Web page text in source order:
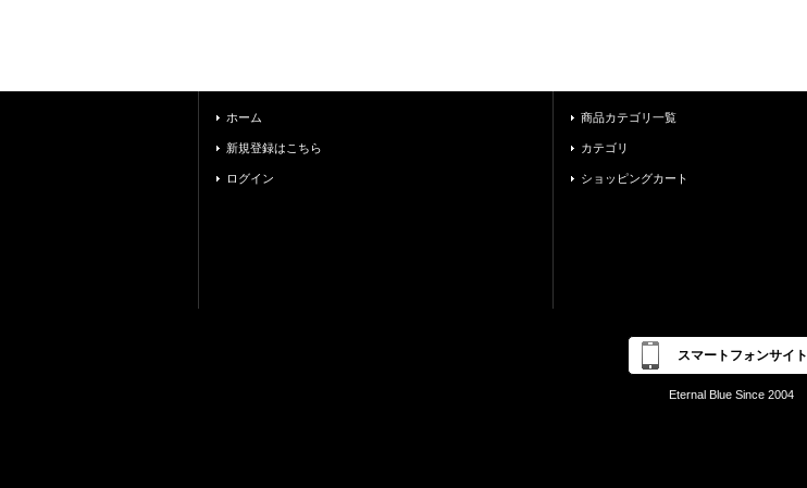
ホーム
新規登録はこちら
ログイン
商品カテゴリ一覧
カテゴリ
ショッピングカート
スマートフォンサイト
Eternal Blue Since 2004